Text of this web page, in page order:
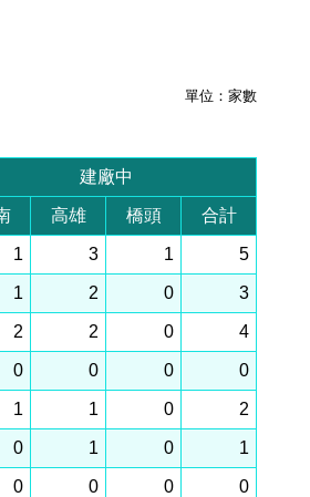
單位：家數
建廠中
高雄 橋頭 合計
1 3 1 5
1 2 0 3
2 2 0 4
0 0 0 0
1 1 0 2
0 1 0 1
0 0 0 0